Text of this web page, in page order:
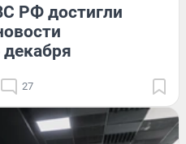
РФ достигли
27